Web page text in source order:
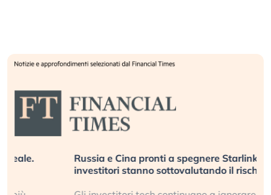
Russia e Cina pronti a spegnere Starlink. Gli
investitori stanno sottovalutando il rischio?